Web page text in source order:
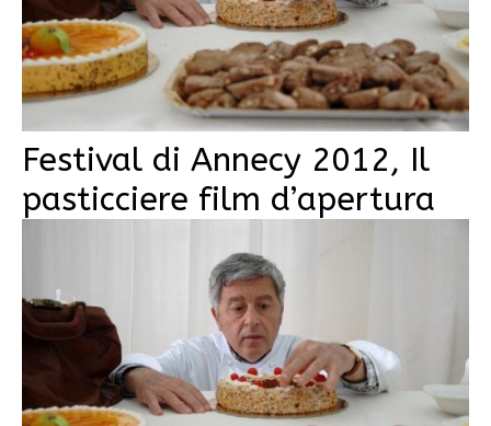
Festival di Annecy 2012, Il
pasticciere film d’apertura